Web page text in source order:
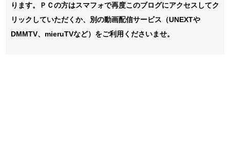
ります。ＰＣの方はスマフォで再度このブログにアクセスしてク
リックしていただくか、別の動画配信サービス（UNEXTや
DMMTV、mieruTVなど）をご利用くださいませ。